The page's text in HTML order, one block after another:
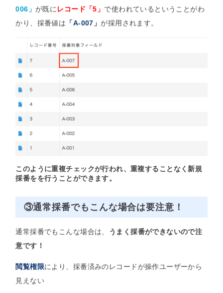
006」が既に レコード「5」 で使われているということがわ
かり、採番値は 「A-007」が採用されます。
このように重複チェックが行われ、重複することなく新規
採番をを行うことができます。
③通常採番でもこんな場合は要注意！
通常採番でもこんな場合は、
うまく採番ができないので注
意です！
閲覧権限により、採番済みのレコードが操作ユーザーから
見えない